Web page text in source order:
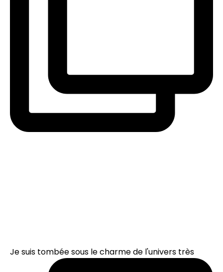
Je suis tombée sous le charme de l'univers très